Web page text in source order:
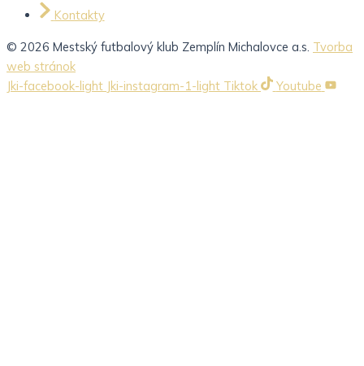
Kontakty
© 2026 Mestský futbalový klub Zemplín Michalovce a.s. Tvorba
web stránok
Jki-facebook-light Jki-instagram-1-light Tiktok Youtube